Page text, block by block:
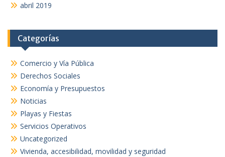
abril 2019
Categorías
Comercio y Vía Pública
Derechos Sociales
Economía y Presupuestos
Noticias
Playas y Fiestas
Servicios Operativos
Uncategorized
Vivienda, accesibilidad, movilidad y seguridad